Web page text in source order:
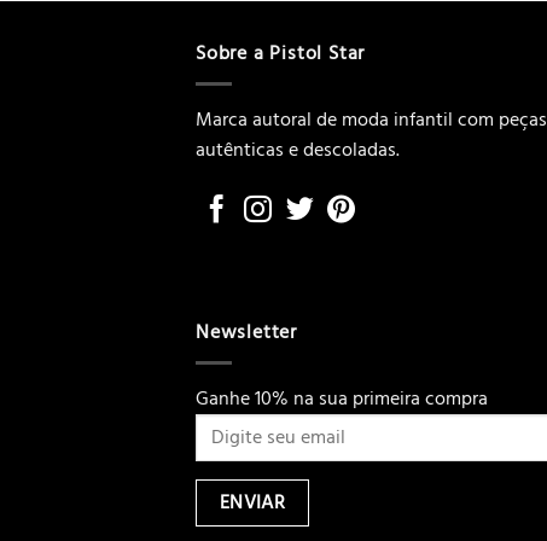
R$59,00.R$35,40.
Sobre a Pistol Star
Marca autoral de moda infantil com peças
autênticas e descoladas.
Newsletter
Ganhe 10% na sua primeira compra